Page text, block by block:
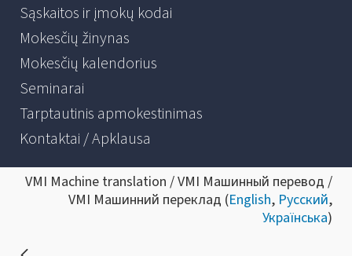
Sąskaitos ir įmokų kodai
Mokesčių žinynas
Mokesčių kalendorius
Seminarai
Tarptautinis apmokestinimas
Kontaktai / Apklausa
VMI Machine translation / VMI Машинный перевод /
VMI Машинний переклад (English, Русский,
Українська)